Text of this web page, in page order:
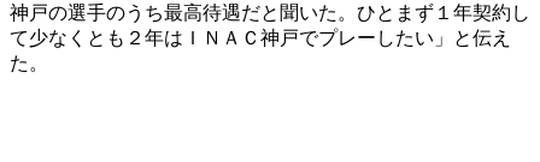
神戸の選手のうち最高待遇だと聞いた。ひとまず１年契約し
て少なくとも２年はＩＮＡＣ神戸でプレーしたい」と伝え
た。